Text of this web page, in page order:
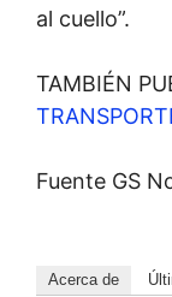
al cuello”.
TAMBIÉN
Fuente GS
Acerca de